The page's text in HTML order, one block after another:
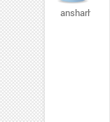
ansharhkat